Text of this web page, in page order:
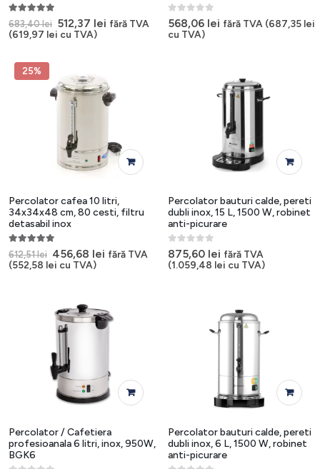
5.00 out of 5
683,40lei Prețul
inițial
512,37 leiPrețul
fără TVA
(619,97 lei cu TVA)
0out of 5
568,06 lei fără TVA (687,35 lei
cu TVA)
25%
Percolator cafea 10 litri,
34x34x48 cm, 80 cesti, filtru
detasabil inox
5.00 out of 5
612,51lei Prețul
inițial
456,68 leiPrețul
fără TVA
(552,58 lei cu TVA)
Percolator bauturi calde, pereti
dubli inox, 15 L, 1500 W, robinet
anti-picurare
0out of 5
875,60 lei fără TVA
(1.059,48 lei cu TVA)
Percolator / Cafetiera
profesioanala 6 litri, inox, 950W,
BGK6
Percolator bauturi calde, pereti
dubli inox, 6 L, 1500 W, robinet
anti-picurare